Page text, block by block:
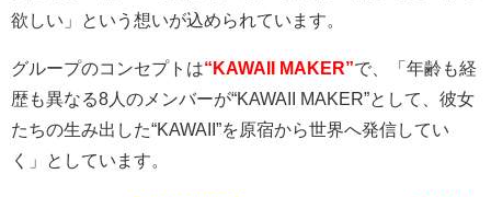
欲しい」という想いが込められています。
グループのコンセプトは“KAWAII MAKER”で、「年齢も経
歴も異なる8 人のメンバーが“KAWAII MAKER”として、彼女
たちの生み出した“KAWAII”を原宿から世界へ発信してい
く」としています。